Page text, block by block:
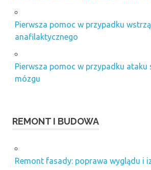
Pierwsza pomoc w przypadku
anafilaktycznego
Pierwsza pomoc w przypadku ataku
mózgu
REMONT I BUDOWA
Remont fasady: poprawa wyglądu i